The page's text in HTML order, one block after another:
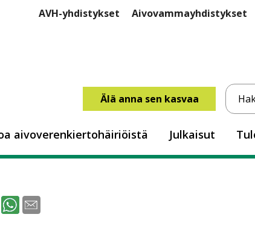
AVH-yhdistykset Aivovammayhdistykset
Älä anna sen kasvaa
aivoverenkiertohäiriöistä Julkaisut
hukkuvan?
kesään!